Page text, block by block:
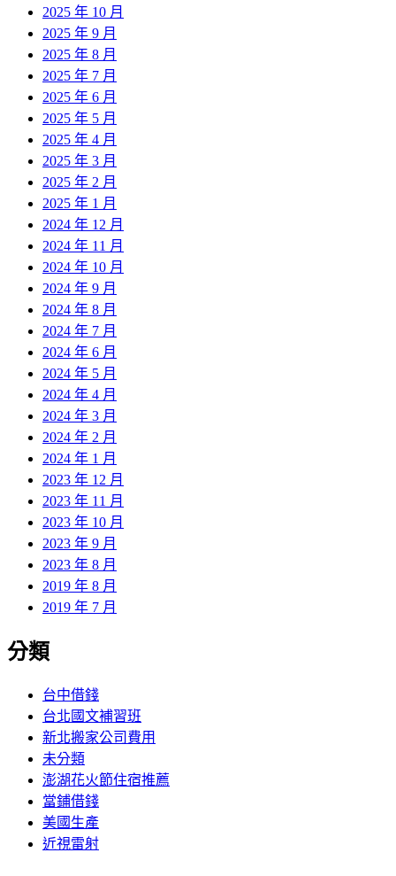
2025 年 10 月
2025 年 9 月
2025 年 8 月
2025 年 7 月
2025 年 6 月
2025 年 5 月
2025 年 4 月
2025 年 3 月
2025 年 2 月
2025 年 1 月
2024 年 12 月
2024 年 11 月
2024 年 10 月
2024 年 9 月
2024 年 8 月
2024 年 7 月
2024 年 6 月
2024 年 5 月
2024 年 4 月
2024 年 3 月
2024 年 2 月
2024 年 1 月
2023 年 12 月
2023 年 11 月
2023 年 10 月
2023 年 9 月
2023 年 8 月
2019 年 8 月
2019 年 7 月
分類
台中借錢
台北國文補習班
新北搬家公司費用
未分類
澎湖花火節住宿推薦
當鋪借錢
美國生產
近視雷射